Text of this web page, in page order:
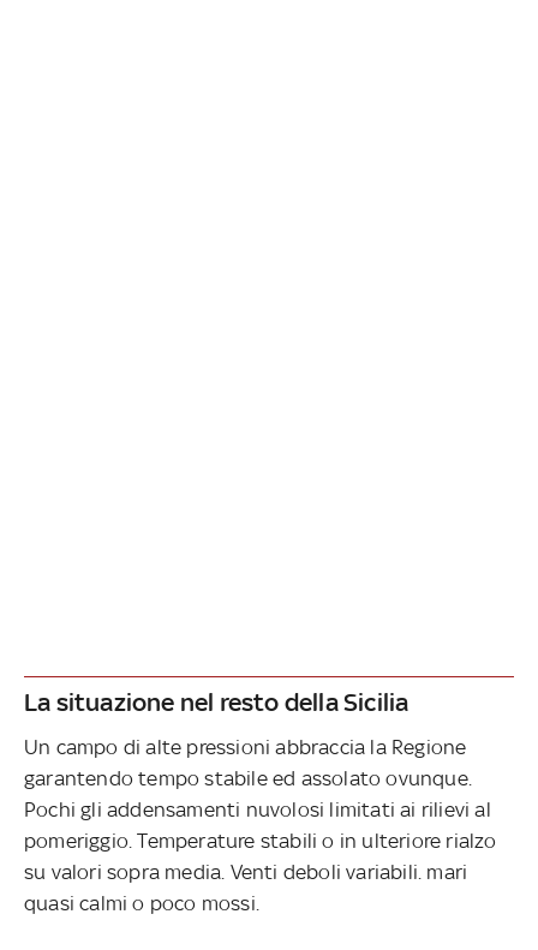
La situazione nel resto della Sicilia
Un campo di alte pressioni abbraccia la Regione
garantendo tempo stabile ed assolato ovunque.
Pochi gli addensamenti nuvolosi limitati ai rilievi al
pomeriggio. Temperature stabili o in ulteriore rialzo
su valori sopra media. Venti deboli variabili. mari
quasi calmi o poco mossi.